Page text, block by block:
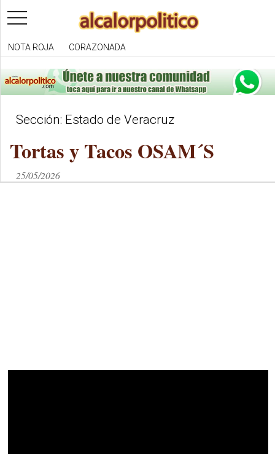
toggle
navigation
NOTA ROJA CORAZONADA
Sección: Estado de Veracruz
Tortas y Tacos OSAM´S
25/05/2026